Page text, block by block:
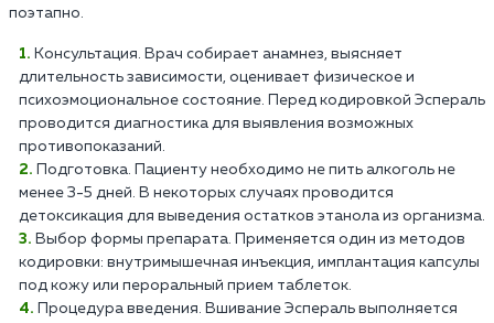
поэтапно.
Консультация. Врач собирает анамнез, выясняет
длительность зависимости, оценивает физическое и
психоэмоциональное состояние. Перед кодировкой Эспераль
проводится диагностика для выявления возможных
противопоказаний.
Подготовка. Пациенту необходимо не пить алкоголь не
менее 3-5 дней. В некоторых случаях проводится
детоксикация для выведения остатков этанола из организма.
Выбор формы препарата. Применяется один из методов
кодировки: внутримышечная инъекция, имплантация капсулы
под кожу или пероральный прием таблеток.
Процедура введения. Вшивание Эспераль выполняется